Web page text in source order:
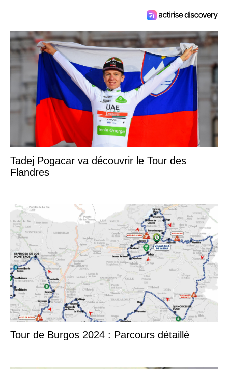
Tadej Pogacar va découvrir le Tour des
Flandres
Tour de Burgos 2024 : Parcours détaillé